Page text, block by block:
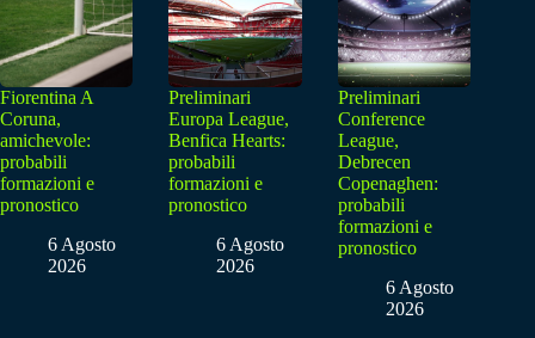
Fiorentina A
Coruna,
amichevole:
probabili
formazioni e
pronostico
6 Agosto
2026
Preliminari
Europa League,
Benfica Hearts:
probabili
formazioni e
pronostico
6 Agosto
2026
Preliminari
Conference
League,
Debrecen
Copenaghen:
probabili
formazioni e
pronostico
6 Agosto
2026